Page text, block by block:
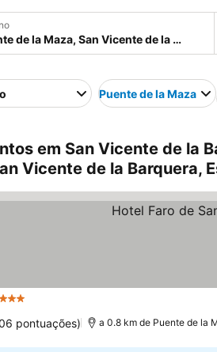
Puente de la Maza
em San Vicente de la
Vicente de la Barquera,
3 Estrelas
pontuações) a 0.8 km de Puente de la